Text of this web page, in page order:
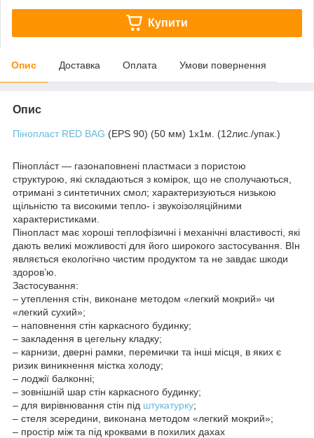
Купити
Опис Доставка Оплата Умови повернення
Опис
Пінопласт RED BAG (EPS 90) (50 мм) 1х1м. (12лис./упак.)
Пінопла́ст — газонаповнені пластмаси з пористою
структурою, які складаються з комірок, що не сполучаються,
отримані з синтетичних смол; характеризуються низькою
щільністю та високими тепло- і звукоізоляційними
характеристиками.
Пінопласт має хороші теплофізичні і механічні властивості, які
дають великі можливості для його широкого застосування. ВІн
являється екологічно чистим продуктом та не завдає шкоди
здоров’ю.
Застосування:
– утеплення стін, виконане методом «легкий мокрий» чи
«легкий сухий»;
– наповнення стін каркасного будинку;
– закладення в цегельну кладку;
– карнизи, дверні рамки, перемички та інші місця, в яких є
ризик виникнення містка холоду;
– лоджії балконні;
– зовнішній шар стін каркасного будинку;
– для вирівнювання стін під штукатурку;
– стеля зсередини, виконана методом «легкий мокрий»;
– простір між та під кроквами в похилих дахах